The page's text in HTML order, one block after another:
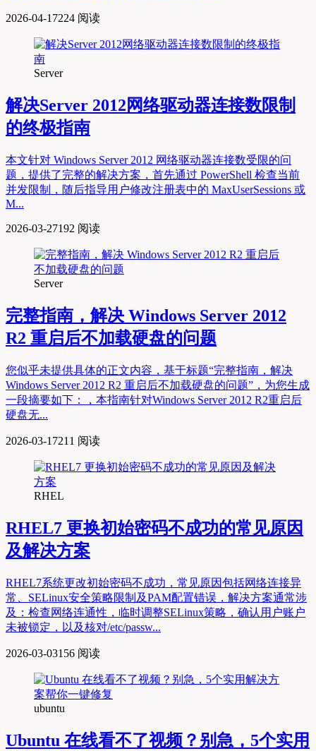
2026-04-17224 阅读
Server
解决Server 2012网络驱动器连接数限制
的终极指南
本文针对 Windows Server 2012 网络驱动器连接数受限的问
题，提供了完整的解决方案，首先通过 PowerShell 检查当前
并发限制，随后指导用户修改注册表中的 MaxUserSessions 或
M...
2026-03-27192 阅读
Server
完整指南，解决 Windows Server 2012
R2 重启后不加载硬盘的问题
您似乎未提供具体的正文内容，基于标题“完整指南，解决
Windows Server 2012 R2 重启后不加载硬盘的问题”，为您生成
一段摘要如下：，本指南针对Windows Server 2012 R2重启后
硬盘无...
2026-03-17211 阅读
RHEL
RHEL7 更换初始密码不成功的常见原因
及解决方案
RHEL7系统更改初始密码不成功，常见原因包括网络连接异
常、SELinux安全策略限制及PAM配置错误，解决方案通常涉
及：检查网络连通性，临时调整SELinux策略，确认用户账户
未被锁定，以及核对/etc/passw...
2026-03-03156 阅读
ubuntu
Ubuntu 在线看不了视频？别急，5个实用